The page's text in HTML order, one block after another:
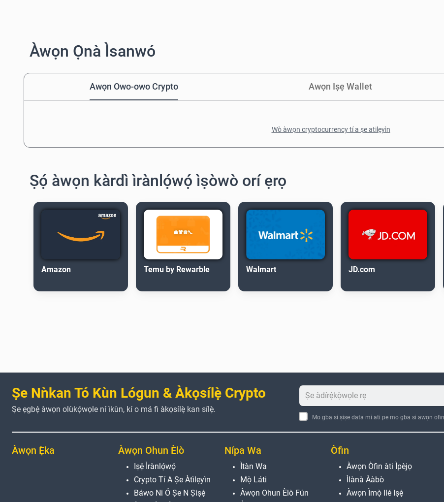
Àwọn Ọ̀nà Ìsanwó
Awọn Owo-owo Crypto Awọn Iṣẹ Wallet
Wò àwọn cryptocurrency tí a ṣe atilẹyìn
Ṣọ́ àwọn kàrdì ìrànlọ́wọ́ ìṣòwò orí ẹrọ
Amazon Temu by Rewarble Walmart JD.com
Ṣe Nǹkan Tó Kùn Lógun & Àkọsílẹ̀ Crypto
Ṣe ẹgbẹ́ àwọn olùkọ́wọle ní ìkùn, kí o má fi àkọsílẹ̀ kan sílẹ̀.
Mo gba si ṣiṣe data mi ati pe mo gba si awọn
Àwọn Ẹ̀ka Àwọn Ohun Èlò
Iṣẹ́ Ìrànlọ́wọ́
Crypto Tí A Ṣe Àtìlẹyìn
Báwo Ni Ó Ṣe N Ṣiṣẹ́
Nípa Wa
Ìtàn Wa
Mọ̀ Láti
Àwọn Ohun Èlò Fún
Òfin
Àwọn Òfin àti Ìpèjọ
Ìlànà Ààbò
Àwọn Ìmọ̀ Ilé Iṣẹ́